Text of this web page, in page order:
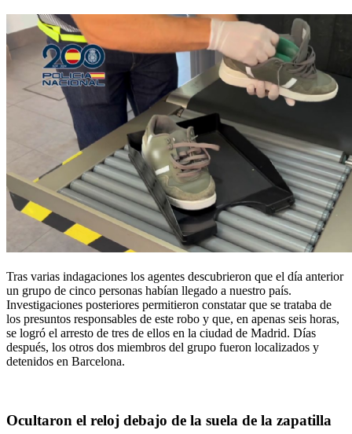
Tras varias indagaciones los agentes descubrieron que el día anterior
un grupo de cinco personas habían llegado a nuestro país.
Investigaciones posteriores permitieron constatar que se trataba de
los presuntos responsables de este robo y que, en apenas seis horas,
se logró el arresto de tres de ellos en la ciudad de Madrid. Días
después, los otros dos miembros del grupo fueron localizados y
detenidos en Barcelona.
Ocultaron el reloj debajo de la suela de la zapatilla